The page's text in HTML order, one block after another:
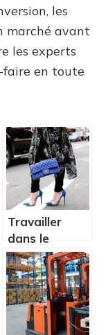
les
marché avant
les experts
faire en toute
Travailler
dans le
domaine du
luxe, que
faut-il savoir
?